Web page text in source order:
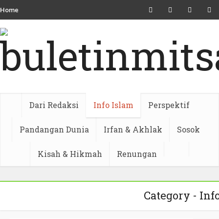
Home
Dari Redaksi Info Islam Perspektif
Pandangan Dunia Irfan & Akhlak Sosok
Kisah & Hikmah Renungan
Category -